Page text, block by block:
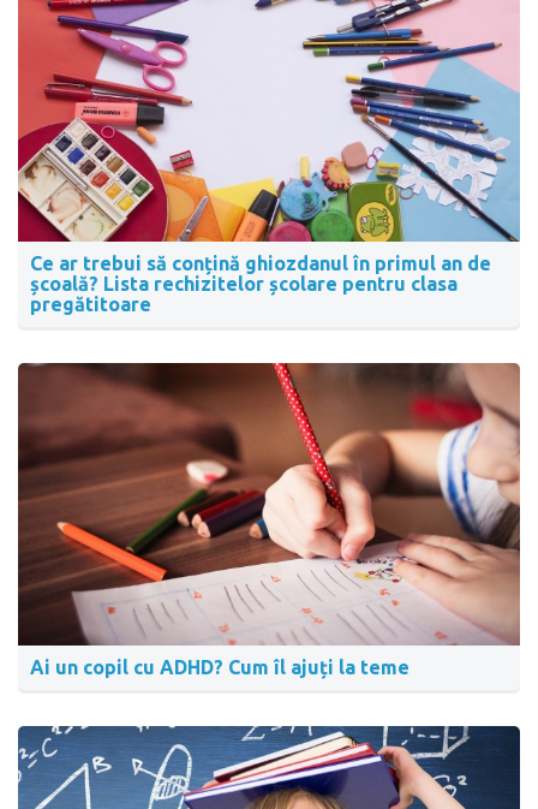
Ce ar trebui să conțină ghiozdanul în primul an de
școală? Lista rechizitelor școlare pentru clasa
pregătitoare
Ai un copil cu ADHD? Cum îl ajuți la teme